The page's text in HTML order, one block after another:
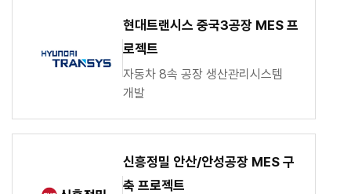
현대트랜시스 중국3공장 MES 프
로젝트
자동차 8속 공장 생산관리시스템
개발
신흥정밀 안산/안성공장 MES 구
축 프로젝트